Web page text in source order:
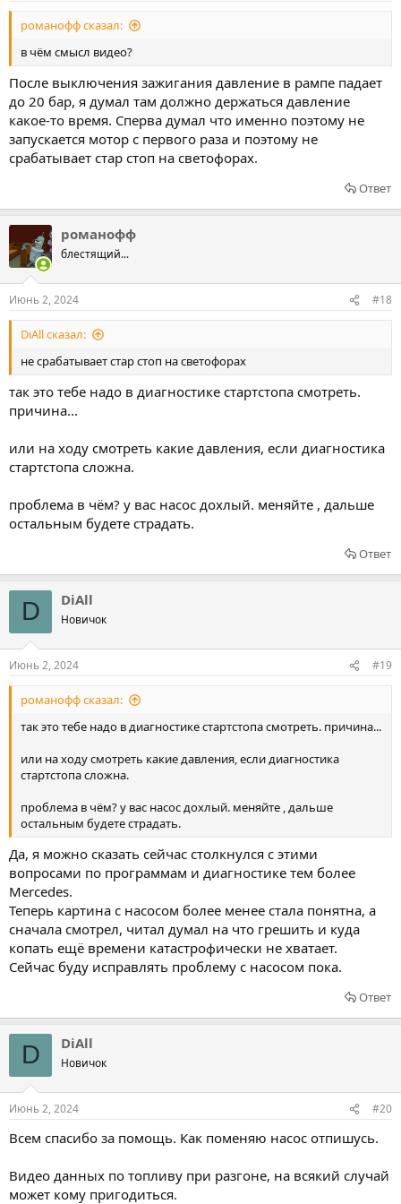
романофф сказал:
в чём смысл видео?
После выключения зажигания давление в рампе падает
до 20 бар, я думал там должно держаться давление
какое-то время. Сперва думал что именно поэтому не
запускается мотор с первого раза и поэтому не
срабатывает стар стоп на светофорах.
Ответ
романофф
блестящий...
Июнь 2, 2024 #18
DiAll сказал:
не срабатывает стар стоп на светофорах
так это тебе надо в диагностике стартстопа смотреть.
причина...
или на ходу смотреть какие давления, если диагностика
стартстопа сложна.
проблема в чём? у вас насос дохлый. меняйте , дальше
остальным будете страдать.
Ответ
D DiAll
Новичок
Июнь 2, 2024 #19
романофф сказал:
так это тебе надо в диагностике стартстопа смотреть. причина...
или на ходу смотреть какие давления, если диагностика
стартстопа сложна.
проблема в чём? у вас насос дохлый. меняйте , дальше
остальным будете страдать.
Да, я можно сказать сейчас столкнулся с этими
вопросами по программам и диагностике тем более
Mercedes.
Теперь картина с насосом более менее стала понятна, а
сначала смотрел, читал думал на что грешить и куда
копать ещё времени катастрофически не хватает.
Сейчас буду исправлять проблему с насосом пока.
Ответ
D DiAll
Новичок
Июнь 2, 2024 #20
Всем спасибо за помощь. Как поменяю насос отпишусь.
Видео данных по топливу при разгоне, на всякий случай
может кому пригодиться.